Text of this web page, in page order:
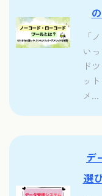
「
い
ド
ッ
メ...
デ
選